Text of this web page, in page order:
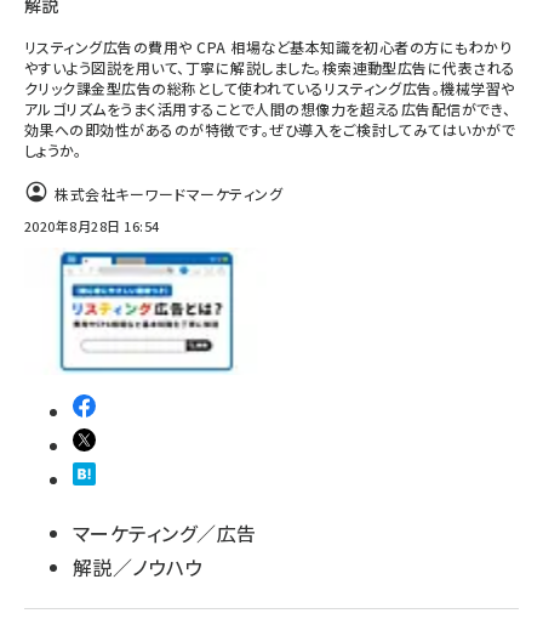
解説
リスティング広告の費用や CPA 相場など基本知識を初心者の方にもわかり
やすいよう図説を用いて、丁寧に解説しました。検索連動型広告に代表される
クリック課金型広告の総称として使われているリスティング広告。機械学習や
アルゴリズムをうまく活用することで人間の想像力を超える広告配信ができ、
効果への即効性があるのが特徴です。ぜひ導入をご検討してみてはいかがで
しょうか。
株式会社キーワードマーケティング
2020年8月28日 16:54
マーケティング／広告
解説／ノウハウ